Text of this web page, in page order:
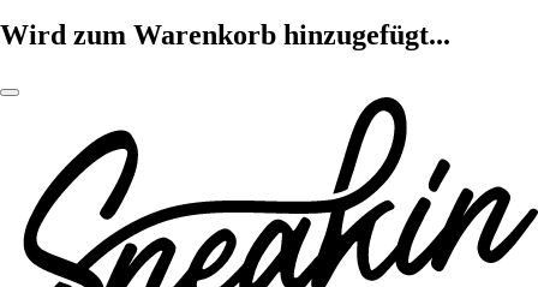
Wird zum Warenkorb hinzugefügt...